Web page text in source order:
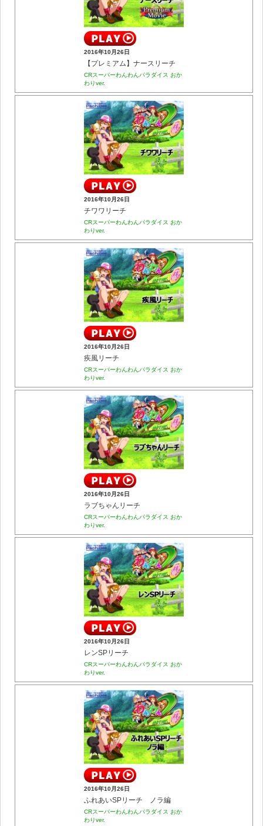
2016年10月26日
【プレミアム】ナースリーチ
CRスーパーわんわんパラダイス おか
わりver.
2016年10月26日
チワワリーチ
CRスーパーわんわんパラダイス おか
わりver.
2016年10月26日
疾風リーチ
CRスーパーわんわんパラダイス おか
わりver.
2016年10月26日
ラブちゃんリーチ
CRスーパーわんわんパラダイス おか
わりver.
2016年10月26日
レンSPリーチ
CRスーパーわんわんパラダイス おか
わりver.
2016年10月26日
ふれあいSPリーチ ノラ編
CRスーパーわんわんパラダイス おか
わりver.